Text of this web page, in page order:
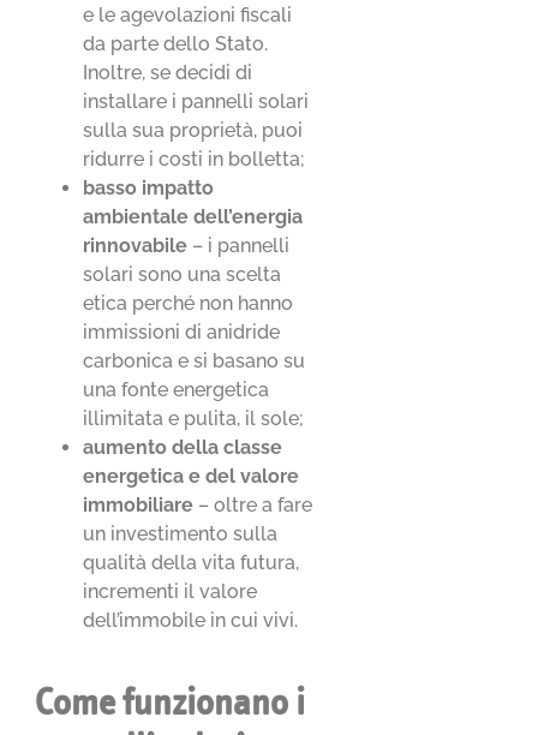
e le agevolazioni fiscali
da parte dello Stato.
Inoltre, se decidi di
installare i pannelli solari
sulla sua proprietà, puoi
ridurre i costi in bolletta;
basso impatto
ambientale dell’energia
rinnovabile – i pannelli
solari sono una scelta
etica perché non hanno
immissioni di anidride
carbonica e si basano su
una fonte energetica
illimitata e pulita, il sole;
aumento della classe
energetica e del valore
immobiliare – oltre a fare
un investimento sulla
qualità della vita futura,
incrementi il valore
dell’immobile in cui vivi.
Come funzionano i